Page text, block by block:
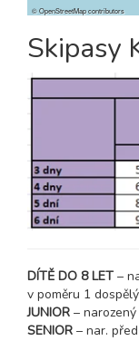
©OpenStreetMapcontributors
Skipasy
DÍTĚ DO 8 LET –
v poměru 1
JUNIOR –
SENIOR – nar.